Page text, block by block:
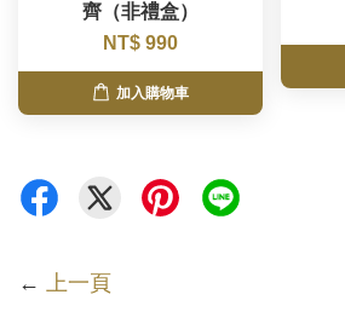
齊（非禮盒）
NT$ 990
加入購物車
← 上一頁